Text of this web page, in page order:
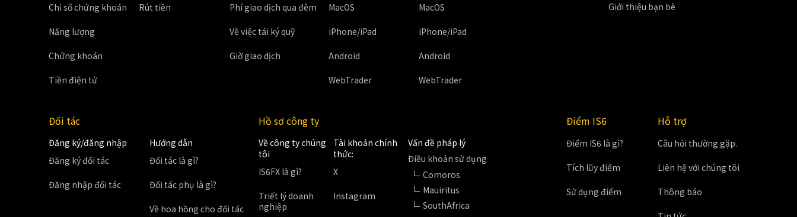
Chỉ số chứng khoán
Năng lượng
Chứng khoán
Tiền điện tử
Rút tiền Phí giao dịch qua đêm
Về việc tái ký quỹ
Giờ giao dịch
MacOS
iPhone/iPad
Android
WebTrader
MacOS
iPhone/iPad
Android
WebTrader
Giới thiệu bạn bè
Đối tác
Đăng ký/đăng nhập
Đăng ký đối tác
Đăng nhập đối tác
Hướng dẫn
Đối tác là gì?
Đối tác phụ là gì?
Về hoa hồng cho đối tác
Hồ sơ công ty
Về công ty chúng
tôi
IS6FX là gì?
Triết lý doanh
nghiệp
Tài khoản chính
thức:
X
Instagram
Vấn đề pháp lý
Điều khoản sử dụng
Comoros
Mauiritus
SouthAfrica
Điểm IS6
Điểm IS6 là gì?
Tích lũy điểm
Sử dụng điểm
Hỗ trợ
Câu hỏi thường gặp.
Liên hệ với chúng tôi
Thông báo